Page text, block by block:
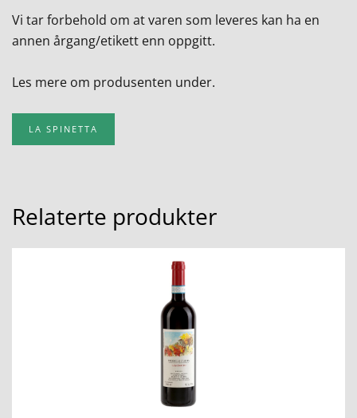
Vi tar forbehold om at varen som leveres kan ha en
annen årgang/etikett enn oppgitt.
Les mere om produsenten under.
LA SPINETTA
Relaterte produkter